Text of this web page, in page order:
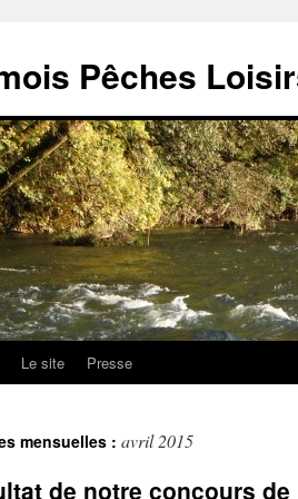
Pêches
Le site Presse
mensuelles : avril 2015
de notre concours de